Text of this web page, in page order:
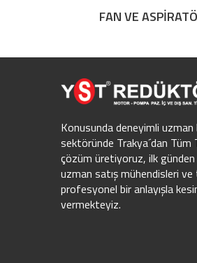
FAN VE
Konusunda deneyimli
sektöründe Trakya´dan Tüm
çözüm üretiyoruz, ilk
uzman satış mühendisleri
profesyonel bir anlayışla
vermekteyiz.